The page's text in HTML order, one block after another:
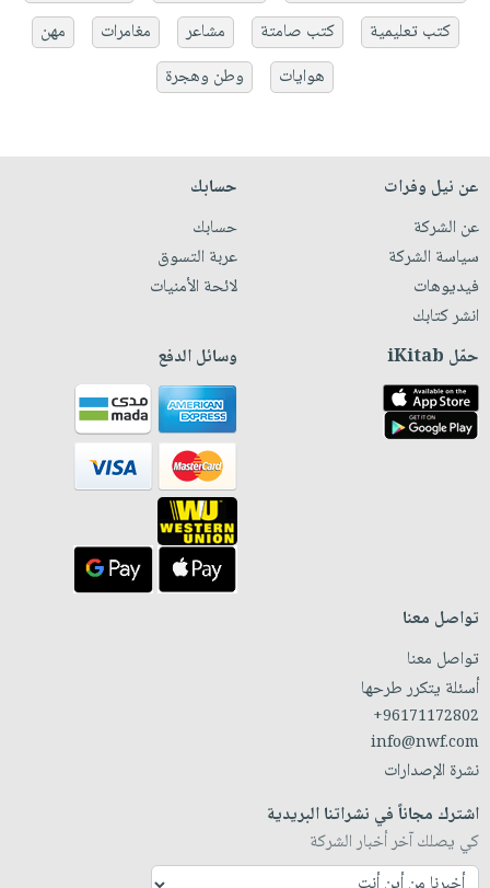
كتب تعليمية
كتب صامتة مشاعر مغامرات
مهن
هوايات
وطن وهجرة
عن نيل وفرات
عن الشركة
سياسة الشركة
فيديوهات
انشر كتابك
حسابك
حسابك
عربة التسوق
لائحة الأمنيات
حمّل iKitab وسائل الدفع
تواصل معنا
تواصل معنا
أسئلة يتكرر طرحها
+96171172802
info@nwf.com
نشرة الإصدارات
اشترك مجاناً في نشراتنا البريدية
كي يصلك آخر أخبار الشركة